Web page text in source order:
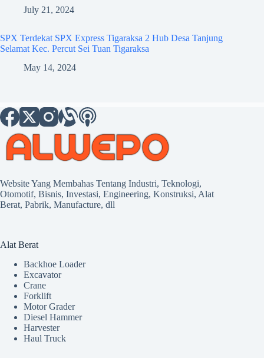
July 21, 2024
SPX Terdekat SPX Express Tigaraksa 2 Hub Desa Tanjung
Selamat Kec. Percut Sei Tuan Tigaraksa
May 14, 2024
Website Yang Membahas Tentang Industri, Teknologi,
Otomotif, Bisnis, Investasi, Engineering, Konstruksi, Alat
Berat, Pabrik, Manufacture, dll
Alat Berat
Backhoe Loader
Excavator
Crane
Forklift
Motor Grader
Diesel Hammer
Harvester
Haul Truck